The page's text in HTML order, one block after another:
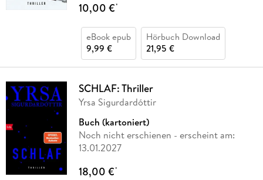
10,00 €*
eBook epub
9,99 €
Hörbuch Download
21,95 €
SCHLAF: Thriller
Yrsa Sigurdardóttir
Buch (kartoniert)
Noch nicht erschienen - erscheint am:
13.01.2027
18,00 €*